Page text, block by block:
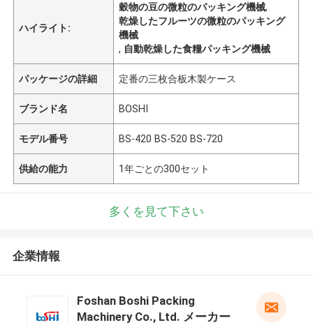
ハイライト:
穀物の豆の微粒のパッキング機械,
乾燥したフルーツの微粒のパッキング
機械
, 自動乾燥した食糧パッキング機械
パッケージの詳細 定番の三枚合板木製ケース
ブランド名 BOSHI
モデル番号 BS-420 BS-520 BS-720
供給の能力 1年ごとの300セット
多くを見て下さい
企業情報
Foshan Boshi Packing
Machinery Co., Ltd. メーカー